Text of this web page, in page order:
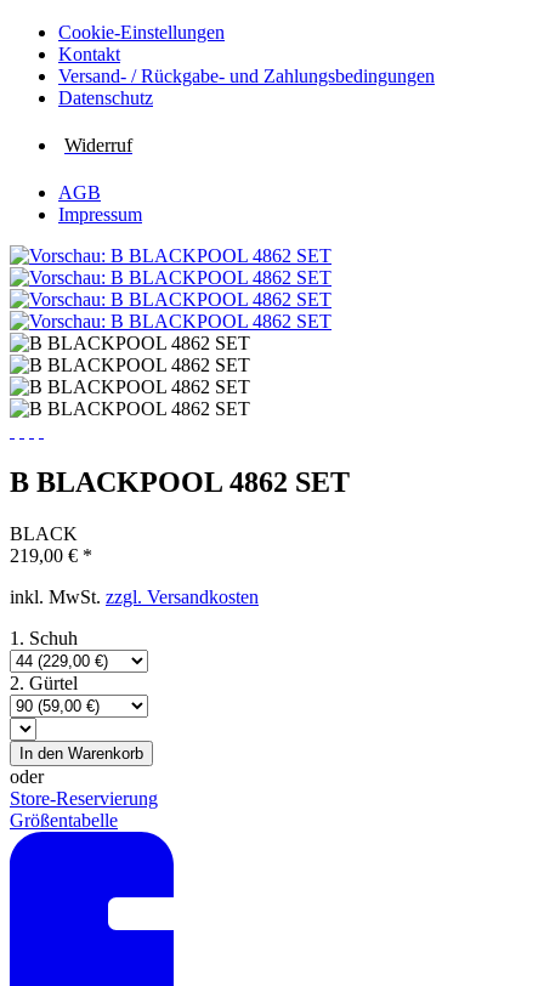
Cookie-Einstellungen
Kontakt
Versand- / Rückgabe- und Zahlungs­bedingungen
Datenschutz
Widerruf
AGB
Impressum
B BLACKPOOL 4862 SET
BLACK
219,00 € *
inkl. MwSt. zzgl. Versandkosten
1. Schuh
2. Gürtel
In den Warenkorb
oder
Store-Reservierung
Größentabelle